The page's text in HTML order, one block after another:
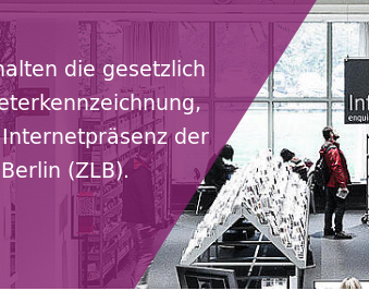
die gesetzlich
der
(ZLB).